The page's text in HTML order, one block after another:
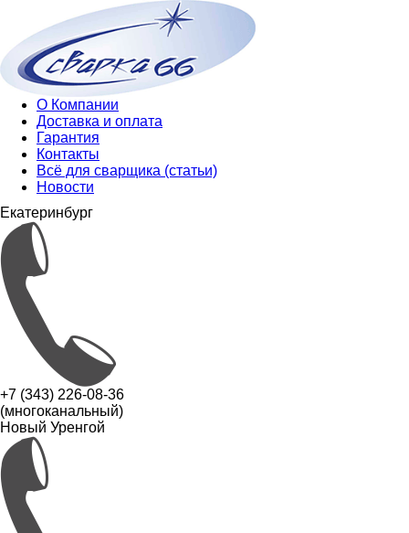
О Компании
Доставка и оплата
Гарантия
Контакты
Всё для сварщика (статьи)
Новости
Екатеринбург
+7 (343) 226-08-36
(многоканальный)
Новый Уренгой